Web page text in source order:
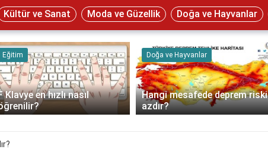
Kültür ve Sanat Moda ve Güzellik Doğa ve Hayvanlar
Eğitim
Klavye en hızlı nasıl
Doğa ve Hayvanlar
Hangi mesafede deprem riski
azdır?